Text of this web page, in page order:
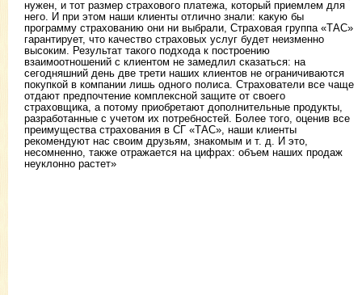
нужен, и тот размер страхового платежа, который приемлем для
него. И при этом наши клиенты отлично знали: какую бы
программу страхованию они ни выбрали, Страховая группа «ТАС»
гарантирует, что качество страховых услуг будет неизменно
высоким. Результат такого подхода к построению
взаимоотношений с клиентом не замедлил сказаться: на
сегодняшний день две трети наших клиентов не ограничиваются
покупкой в компании лишь одного полиса. Страхователи все чаще
отдают предпочтение комплексной защите от своего
страховщика, а потому приобретают дополнительные продукты,
разработанные с учетом их потребностей. Более того, оценив все
преимущества страхования в СГ «ТАС», наши клиенты
рекомендуют нас своим друзьям, знакомым и т. д. И это,
несомненно, также отражается на цифрах: объем наших продаж
неуклонно растет»